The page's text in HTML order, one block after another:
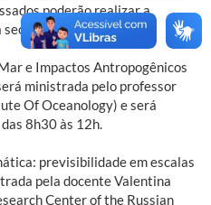
poderão realizar a
secretaria do PPGO.
e Impactos Antropogênicos
ministrada pelo professor
Of Oceanology) e será
8h30 às 12h.
previsibilidade em escalas
pela docente Valentina
Center of the Russian